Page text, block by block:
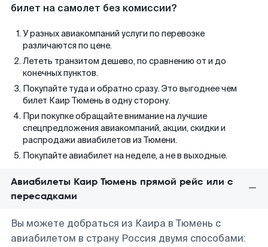
билет на самолет без комиссии?
У разных авиакомпаний услуги по перевозке
различаются по цене.
Лететь транзитом дешево, по сравнению от и до
конечных пунктов.
Покупайте туда и обратно сразу. Это выгоднее чем
билет Каир Тюмень в одну сторону.
При покупке обращайте внимание на лучшие
спецпредложения авиакомпаний, акции, скидки и
распродажи авиабилетов из Тюмени.
Покупайте авиабилет на неделе, а не в выходные.
Авиабилеты Каир Тюмень прямой рейс или с
пересадками
Вы можете добраться из Каира в Тюмень с
авиабилетом в страну Россия двумя способами: